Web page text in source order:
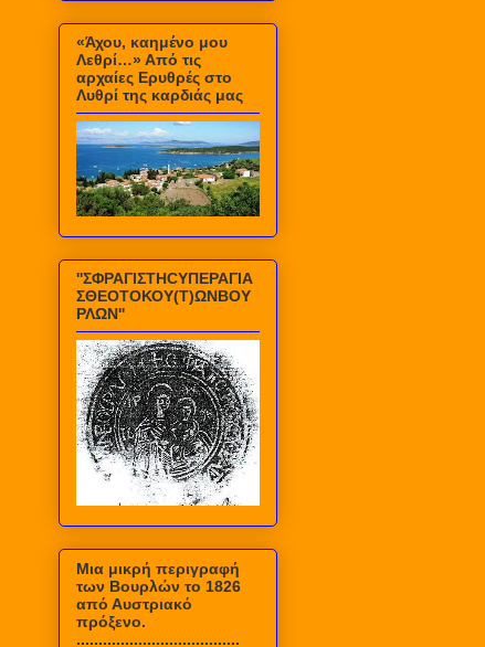
«Άχου, καημένο μου
Λεθρί…» Από τις
αρχαίες Ερυθρές στο
Λυθρί της καρδιάς μας
''ΣΦΡΑΓΙΣΤΗCΥΠΕΡΑΓΙΑ
ΣΘΕΟΤΟΚΟΥ(Τ)ΩΝΒΟΥ
ΡΛΩΝ''
Mια μικρή περιγραφή
των Βουρλών το 1826
από Αυστριακό
πρόξενο.
.....................................